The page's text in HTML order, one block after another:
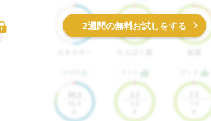
2週間の無料お試しをする